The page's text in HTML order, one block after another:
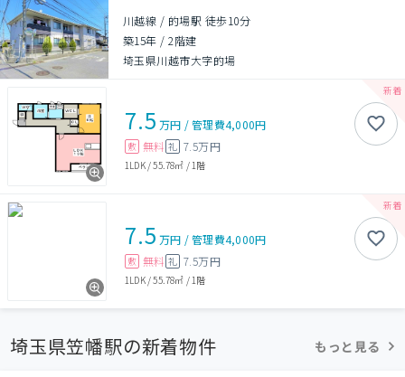
川越線 / 的場駅 徒歩10分
築15年 /2階建
埼玉県川越市大字的場
7.5 万円 /管理費4,000円
敷 無料 礼 7.5万円
1LDK/55.78㎡ / 1階
7.5 万円 /管理費4,000円
敷 無料 礼 7.5万円
1LDK/55.78㎡ / 1階
埼玉県笠幡駅の新着物件 もっと見る